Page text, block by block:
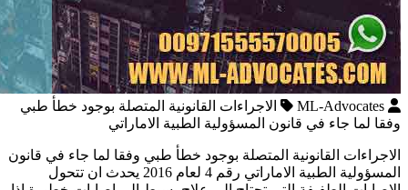
ML-Advocates
الاجراءات القانونية المتصلة بوجود خطأ طبي
وفقا لما جاء في قانون المسؤولية الطبية الاماراتي
الاجراءات القانونية المتصلة بوجود خطأ طبي وفقا لما جاء في قانون
المسؤولية الطبية الاماراتي رقم 4 لعام 2016 يحدث ان تتحول